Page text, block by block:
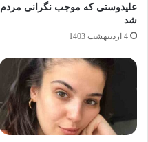
علیدوستی که موجب نگرانی مردم
شد
4 اردیبهشت 1403